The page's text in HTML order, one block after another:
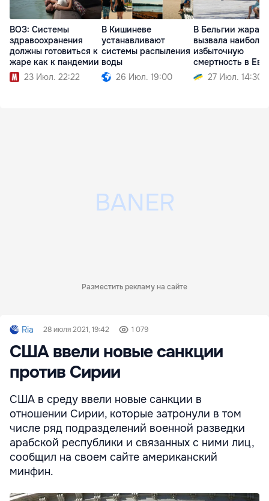
ВОЗ: Системы
здравоохранения
должны готовиться к
жаре как к пандемии
23 Июл. 22:22
В Кишиневе
устанавливают
системы распыления
воды
26 Июл. 19:00
В Бельгии жара
вызвала
избыточную
смертность в
27 Июл. 14:30
Разместить рекламу на сайте
Ria 28 июля 2021, 19:42 1 079
США ввели новые санкции
против Сирии
США в среду ввели новые санкции в
отношении Сирии, которые затронули в том
числе ряд подразделений военной разведки
арабской республики и связанных с ними лиц,
сообщил на своем сайте американский
минфин.